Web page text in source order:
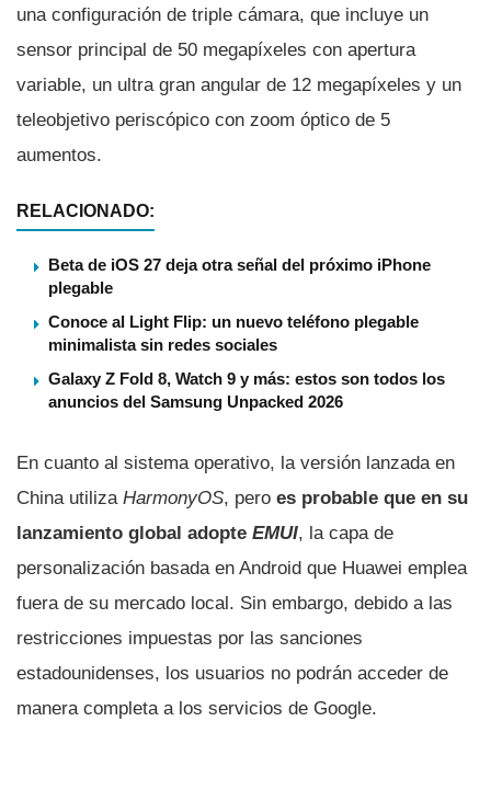
una configuración de triple cámara, que incluye un
sensor principal de 50 megapíxeles con apertura
variable, un ultra gran angular de 12 megapíxeles y un
teleobjetivo periscópico con zoom óptico de 5
aumentos.
RELACIONADO:
Beta de iOS 27 deja otra señal del próximo iPhone
plegable
Conoce al Light Flip: un nuevo teléfono plegable
minimalista sin redes sociales
Galaxy Z Fold 8, Watch 9 y más: estos son todos los
anuncios del Samsung Unpacked 2026
En cuanto al sistema operativo, la versión lanzada en
China utiliza HarmonyOS, pero es probable que en su
lanzamiento global adopte EMUI, la capa de
personalización basada en Android que Huawei emplea
fuera de su mercado local. Sin embargo, debido a las
restricciones impuestas por las sanciones
estadounidenses, los usuarios no podrán acceder de
manera completa a los servicios de Google.